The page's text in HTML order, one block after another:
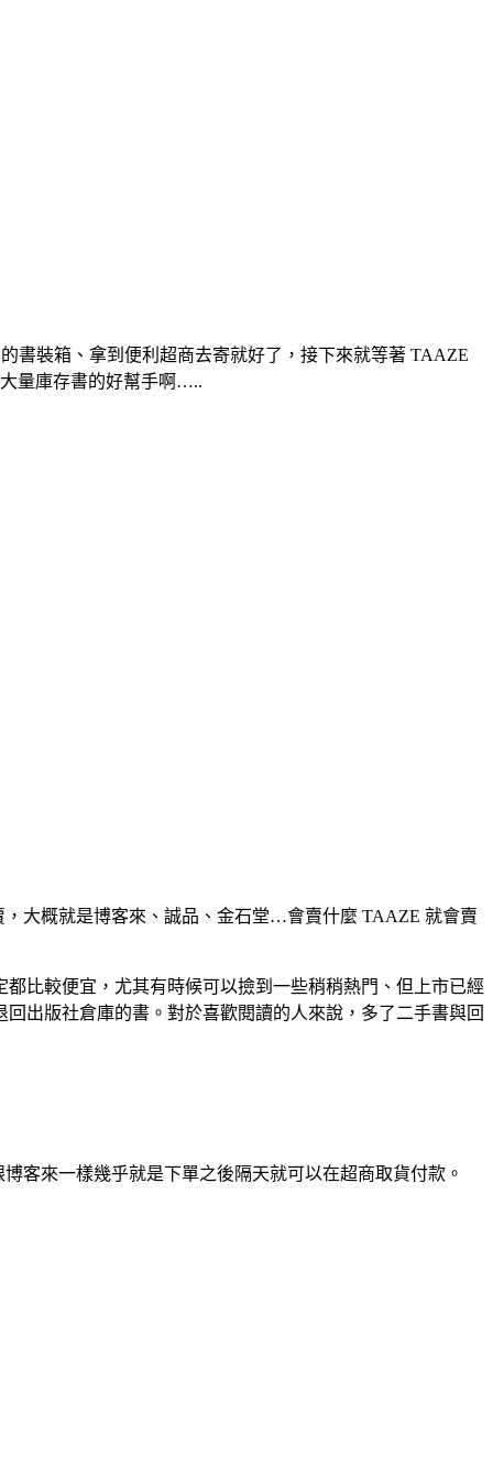
書裝箱、拿到便利超商去寄就好了，接下來就等著 TAAZE
量庫存書的好幫手啊…..
大概就是博客來、誠品、金石堂…會賣什麼 TAAZE 就會賣
比較便宜，尤其有時候可以撿到一些稍稍熱門、但上市已經
出版社倉庫的書。對於喜歡閱讀的人來說，多了二手書與回
客來一樣幾乎就是下單之後隔天就可以在超商取貨付款。